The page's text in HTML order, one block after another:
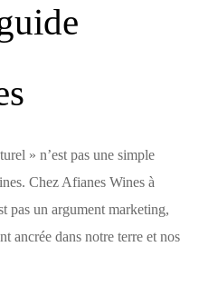
» n’est pas une simple
Chez Afianes Wines à
pas un argument marketing,
ancrée dans notre terre et nos